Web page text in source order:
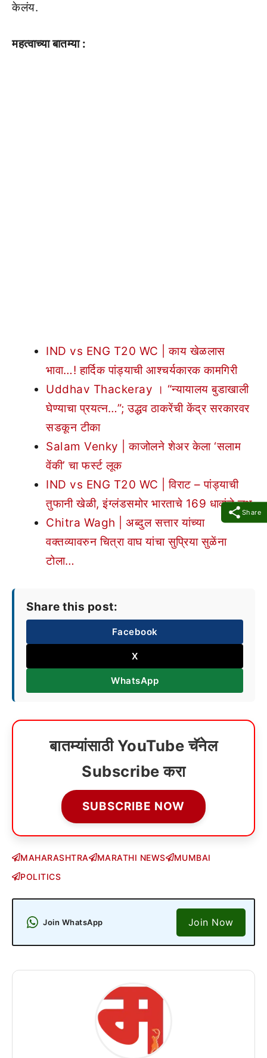
Share
केलंय.
महत्वाच्या बातम्या :
IND vs ENG T20 WC | काय खेळलास
भावा…! हार्दिक पांड्याची आश्चर्यकारक कामगिरी
Uddhav Thackeray । “न्यायालय बुडाखाली
घेण्याचा प्रयत्न…”; उद्धव ठाकरेंची केंद्र सरकारवर
सडकून टीका
Salam Venky | काजोलने शेअर केला ‘सलाम
वेंकी’ चा फर्स्ट लूक
IND vs ENG T20 WC | विराट – पांड्याची
तुफानी खेळी, इंग्लंडसमोर भारताचे 169 धावांचे लक्ष
Chitra Wagh | अब्दुल सत्तार यांच्या
वक्तव्यावरुन चित्रा वाघ यांचा सुप्रिया सुळेंना
टोला…
Share this post:
Facebook
X
WhatsApp
बातम्यांसाठी YouTube चॅनेल
Subscribe करा
SUBSCRIBE NOW
MAHARASHTRA MARATHI NEWS
MUMBAI
POLITICS
Join WhatsApp Join Now